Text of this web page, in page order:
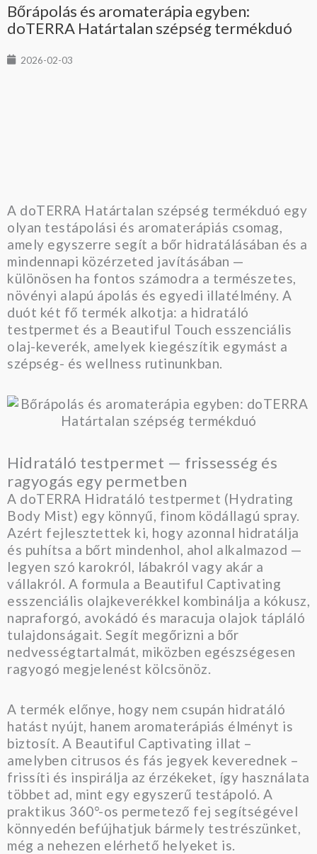
Bőrápolás és aromaterápia egyben:
doTERRA Határtalan szépség termékduó
2026-02-03
A doTERRA Határtalan szépség termékduó egy
olyan testápolási és aromaterápiás csomag,
amely egyszerre segít a bőr hidratálásában és a
mindennapi közérzeted javításában —
különösen ha fontos számodra a természetes,
növényi alapú ápolás és egyedi illatélmény. A
duót két fő termék alkotja: a hidratáló
testpermet és a Beautiful Touch esszenciális
olaj-keverék, amelyek kiegészítik egymást a
szépség- és wellness rutinunkban.
Hidratáló testpermet — frissesség és
ragyogás egy permetben
A doTERRA Hidratáló testpermet (Hydrating
Body Mist) egy könnyű, finom ködállagú spray.
Azért fejlesztettek ki, hogy azonnal hidratálja
és puhítsa a bőrt mindenhol, ahol alkalmazod —
legyen szó karokról, lábakról vagy akár a
vállakról. A formula a Beautiful Captivating
esszenciális olajkeverékkel kombinálja a kókusz,
napraforgó, avokádó és maracuja olajok tápláló
tulajdonságait. Segít megőrizni a bőr
nedvességtartalmát, miközben egészségesen
ragyogó megjelenést kölcsönöz.
A termék előnye, hogy nem csupán hidratáló
hatást nyújt, hanem aromaterápiás élményt is
biztosít. A Beautiful Captivating illat –
amelyben citrusos és fás jegyek keverednek –
frissíti és inspirálja az érzékeket, így használata
többet ad, mint egy egyszerű testápoló. A
praktikus 360°-os permetező fej segítségével
könnyedén befújhatjuk bármely testrészünket,
még a nehezen elérhető helyeket is.